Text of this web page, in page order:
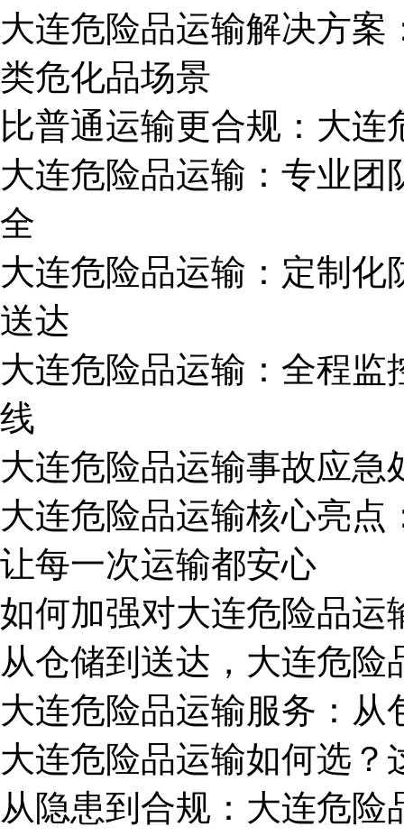
大连危险品运输解决方
类危化品场景
比普通运输更合规：大
大连危险品运输：专业团
全
大连危险品运输：定制
送达
大连危险品运输：全程
线
大连危险品运输事故应
大连危险品运输核心亮点
让每一次运输都安心
如何加强对大连危险品运
从仓储到送达，大连危
大连危险品运输服务：
大连危险品运输如何选
从隐患到合规：大连危